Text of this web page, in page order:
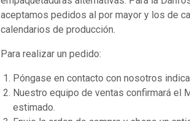
aceptamos pedidos al por mayor y los de
calendarios de producción.
Para realizar un pedido:
Póngase en contacto con nosotros
Nuestro equipo de ventas confirmará el
estimado.